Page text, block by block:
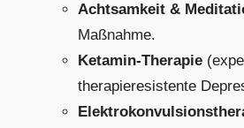
Achtsamkeit &
Maßnahme.
Ketamin-Therapie
therapieresistente